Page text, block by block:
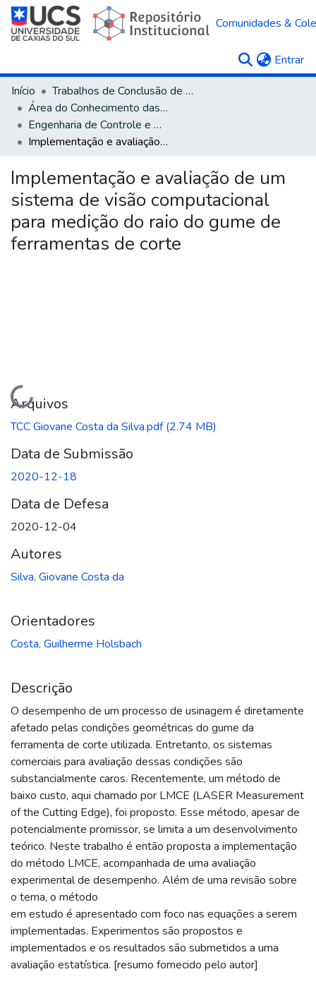
Comunidades &
Entrar
Início
Trabalhos de Conclusão de Curso
Área do Conhecimento das Engenharias
Engenharia de Controle e Automação - Bacharelado
Implementação e avaliação de um sistema de visão computacional para medição do raio do gume de ferramentas de corte
Implementação e avaliação de um
sistema de visão computacional
para medição do raio do gume de
ferramentas de corte
Carregando...
Arquivos
TCC Giovane Costa da Silva.pdf(2.74 MB)
Data de Submissão
2020-12-18
Data de Defesa
2020-12-04
Autores
Silva, Giovane Costa da
Orientadores
Costa, Guilherme Holsbach
Descrição
O desempenho de um processo de usinagem é diretamente
afetado pelas condições geométricas do gume da
ferramenta de corte utilizada. Entretanto, os sistemas
comerciais para avaliação dessas condições são
substancialmente caros. Recentemente, um método de
baixo custo, aqui chamado por LMCE (LASER Measurement
of the Cutting Edge), foi proposto. Esse método, apesar de
potencialmente promissor, se limita a um desenvolvimento
teórico. Neste trabalho é então proposta a implementação
do método LMCE, acompanhada de uma avaliação
experimental de desempenho. Além de uma revisão sobre
o tema, o método
em estudo é apresentado com foco nas equações a serem
implementadas. Experimentos são propostos e
implementados e os resultados são submetidos a uma
avaliação estatística. [resumo fornecido pelo autor]